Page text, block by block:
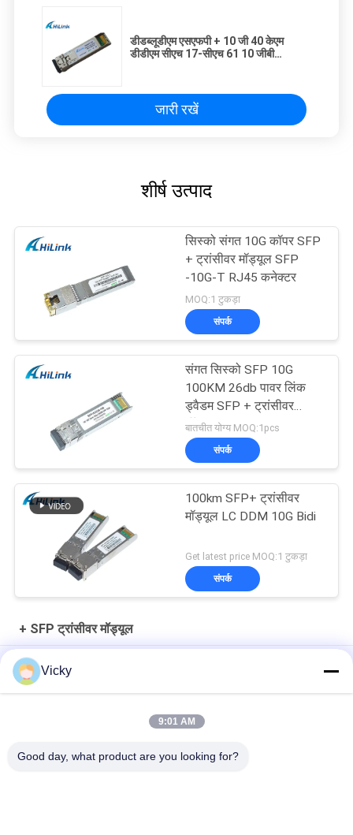
डीडब्लूडीएम एसएफपी + 10 जी 40 केएम
डीडीएम सीएच 17-सीएच 61 10 जीबी
जारी रखें
शीर्ष उत्पाद
सिस्को संगत 10G कॉपर SFP
+ ट्रांसीवर मॉड्यूल SFP
-10G-T RJ45 कनेक्टर
MOQ:1 टुकड़ा
संपर्क
संगत सिस्को SFP 10G
100KM 26db पावर लिंक
ड्वैडम SFP + ट्रांसीवर
मॉड्यूल
बातचीत योग्य MOQ:1pcs
संपर्क
100km SFP+ ट्रांसीवर
मॉड्यूल LC DDM 10G Bidi
Get latest price MOQ:1 टुकड़ा
संपर्क
+ SFP ट्रांसीवर मॉड्यूल
10Gb/s SFP+ 1550nm 110km ऑप्टिकल ट्रांसीवर मॉड्यूल RoHS अनुरूप
25Gbps BIDI 40KM 1270/1310nm 40KM APD LC DOM ट्रांससीवर
Vicky
9:01 AM
Good day, what product are you looking for?